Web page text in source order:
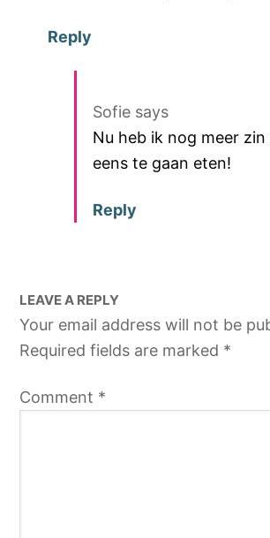
Reply
Sofie says
Nu heb ik nog meer zin
eens te gaan eten!
Reply
LEAVE A REPLY
Your email address will not be
Required fields are marked *
Comment *